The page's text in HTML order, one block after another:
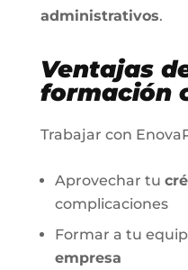
administrativos.
Ventajas
formación
Trabajar con
Aprovechar tu
complicaciones
Formar a tu
empresa